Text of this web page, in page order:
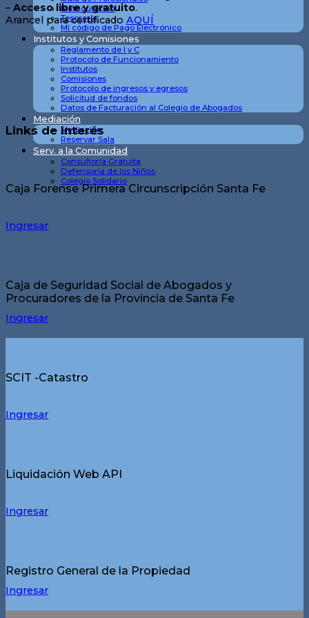
Matriculación
Tesorería
Mi código de Pago Electrónico
Institutos y Comisiones
Reglamento de I y C
Protocolo de Funcionamiento
Institutos
Comisiones
Protocolo de ingresos y egresos
Solicitud de fondos
Datos de Facturación al Colegio de Abogados
Mediación
Mediación
Reservar Sala
Serv. a la Comunidad
Consultoría Gratuita
Defensoría de los Niños
Colegio Solidario
– Acceso libre y gratuito.
Arancel para certificado AQUÍ
Links de Interés
Caja Forense Primera Circunscripción Santa Fe
Ingresar
Caja de Seguridad Social de Abogados y
Procuradores de la Provincia de Santa Fe
Ingresar
SCIT -Catastro
Ingresar
Liquidación Web API
Ingresar
Registro General de la Propiedad
Ingresar